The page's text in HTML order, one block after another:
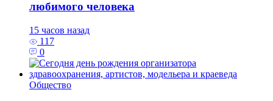
любимого человека
15 часов назад
117
0
Общество